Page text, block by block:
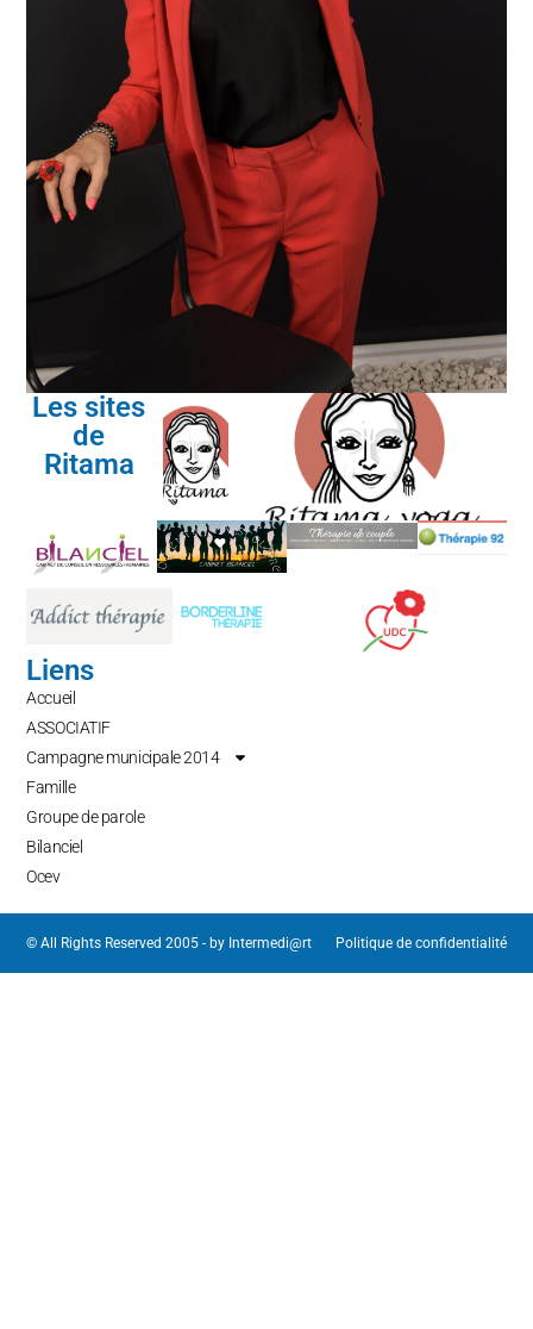
Les sites
de
Ritama
Liens
Accueil
ASSOCIATIF
Campagne municipale 2014
Famille
Groupe de parole
Bilanciel
Ocev
© All Rights Reserved 2005 - by Intermedi@rt Politique de confidentialité